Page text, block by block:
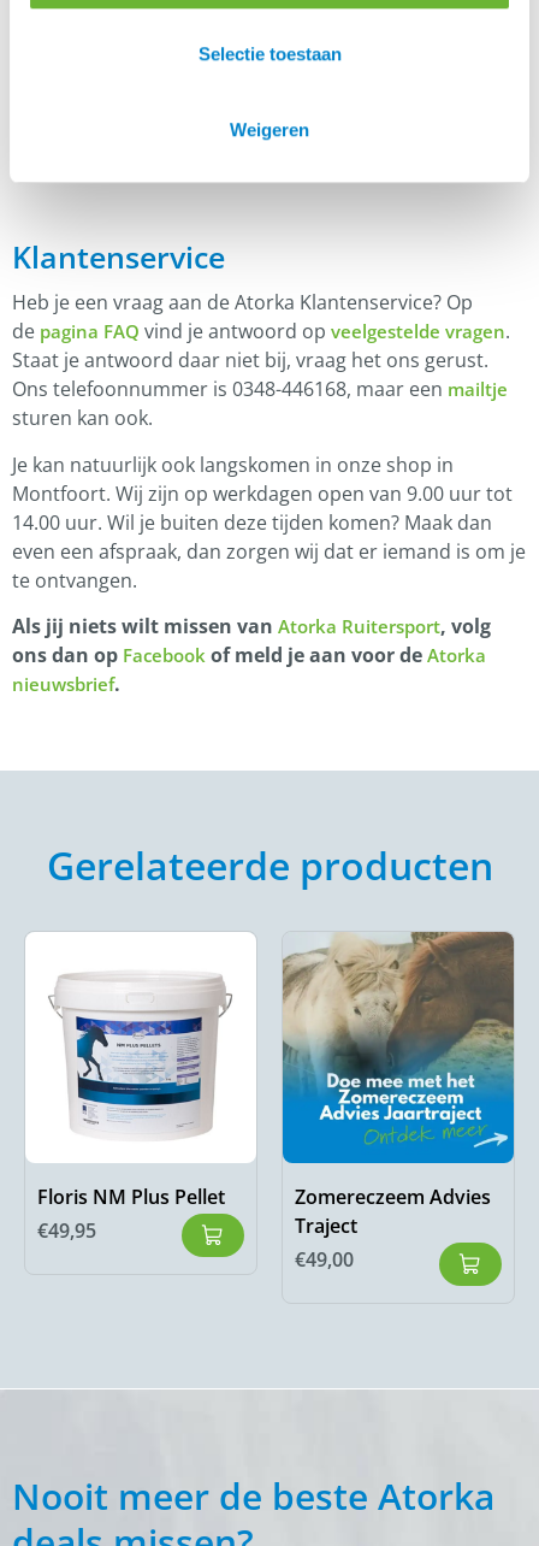
Selectie toestaan
Weigeren
Enkel ingelogde klanten die dit product gekocht
Klantenservice
Heb je een vraag aan de Atorka Klantenservice? Op
de pagina FAQ vind je antwoord op veelgestelde vragen.
Staat je antwoord daar niet bij, vraag het ons gerust.
Ons telefoonnummer is 0348-446168, maar een mailtje
sturen kan ook.
Je kan natuurlijk ook langskomen in onze shop in
Montfoort. Wij zijn op werkdagen open van 9.00 uur tot
14.00 uur. Wil je buiten deze tijden komen? Maak dan
even een afspraak, dan zorgen wij dat er iemand is om je
te ontvangen.
Als jij niets wilt missen van Atorka Ruitersport, volg
ons dan op Facebook of meld je aan voor de Atorka
nieuwsbrief.
Gerelateerde producten
Floris NM Plus Pellet
€49,95
Zomereczeem Advies
Traject
€49,00
Nooit meer de beste Atorka